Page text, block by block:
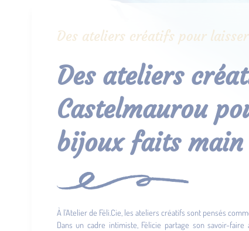
Des ateliers créatifs pour
Des ateliers
Castelmaurou
bijoux faits main
À l’Atelier de Féli.Cie, les ateliers créatifs sont pensés
Dans un cadre intimiste, Félicie partage son savoir-